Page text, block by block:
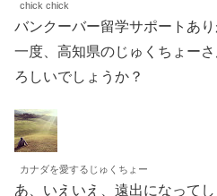
chick chick
バンクーバー留学サポートあ
一度、高知県のじゅくちょー
ろしいでしょうか？
カナダを愛するじゅくちょー
あ、いえいえ、遠出になって